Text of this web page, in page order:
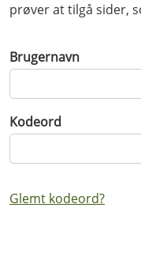
prøver at tilgå sider,
Brugernavn
Kodeord
Glemt kodeord?